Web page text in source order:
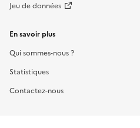
Jeu de données
En savoir plus
Qui sommes-nous ?
Statistiques
Contactez-nous